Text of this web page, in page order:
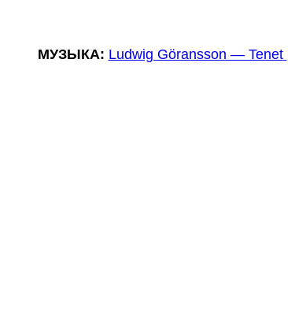
МУЗЫКА: Ludwig Göransson — Tenet